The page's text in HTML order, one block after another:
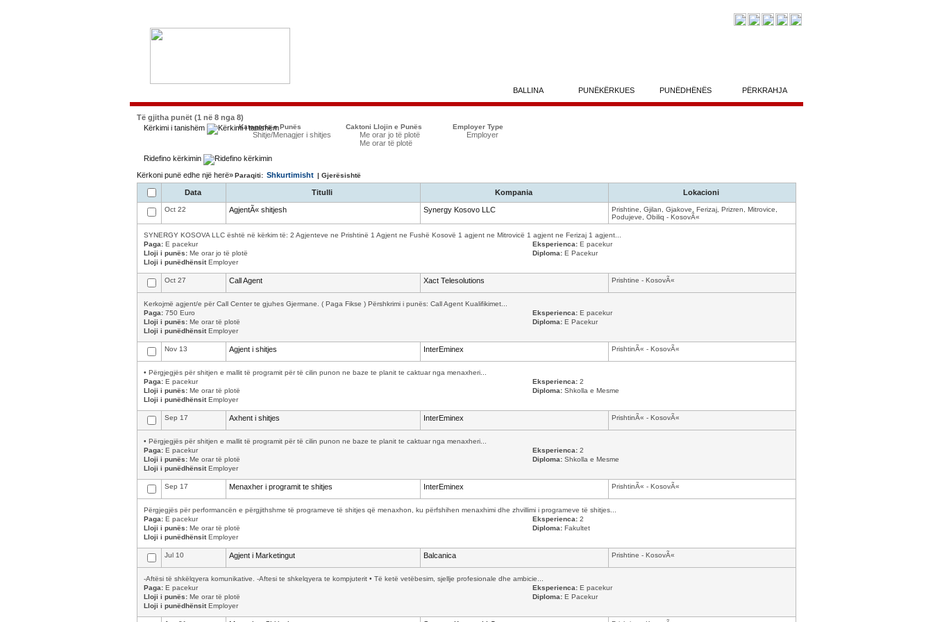
BALLINA PUNËKËRKUES PUNËDHËNËS PËRKRAHJA
Të gjitha punët (1 në 8 nga 8)
Kërkimi i tanishëm
Kategoria e Punës
Shitje/Menagjer i shitjes
Caktoni Llojin e Punës
Me orar jo të plotë
Me orar të plotë
Employer Type
Employer
Ridefino kërkimin
Kërkoni punë edhe një herë»Paraqiti: Shkurtimisht | Gjerësishtë
Data Titulli Kompania Lokacioni
Oct 22 AgjentÃ« shitjesh Synergy Kosovo LLC
Prishtine, Gjilan, Gjakove, Ferizaj, Prizren, Mitrovice,
Podujeve, Obiliq - KosovÃ«
SYNERGY KOSOVA LLC është në kërkim të: 2 Agjenteve ne Prishtinë 1 Agjent ne Fushë Kosovë 1 agjent ne Mitrovicë 1 agjent ne Ferizaj 1 agjent...
Paga: E pacekur Eksperienca: E pacekur
Lloji i punës: Me orar jo të plotë Diploma: E Pacekur
Lloji i punëdhënsitEmployer
Oct 27 Call Agent Xact Telesolutions Prishtine - KosovÃ«
Kerkojmë agjent/e për Call Center te gjuhes Gjermane. ( Paga Fikse ) Përshkrimi i punës: Call Agent Kualifikimet...
Paga: 750 Euro Eksperienca: E pacekur
Lloji i punës: Me orar të plotë Diploma: E Pacekur
Lloji i punëdhënsitEmployer
Nov 13 Agjent i shitjes InterEminex PrishtinÃ« - KosovÃ«
• Përgjegjës për shitjen e mallit të programit për të cilin punon ne baze te planit te caktuar nga menaxheri...
Paga: E pacekur Eksperienca: 2
Lloji i punës: Me orar të plotë Diploma: Shkolla e Mesme
Lloji i punëdhënsitEmployer
Sep 17 Axhent i shitjes InterEminex PrishtinÃ« - KosovÃ«
• Përgjegjës për shitjen e mallit të programit për të cilin punon ne baze te planit te caktuar nga menaxheri...
Paga: E pacekur Eksperienca: 2
Lloji i punës: Me orar të plotë Diploma: Shkolla e Mesme
Lloji i punëdhënsitEmployer
Sep 17 Menaxher i programit te shitjes InterEminex PrishtinÃ« - KosovÃ«
Përgjegjës për performancën e përgjithshme të programeve të shitjes që menaxhon, ku përfshihen menaxhimi dhe zhvillimi i programeve të shitjes...
Paga: E pacekur Eksperienca: 2
Lloji i punës: Me orar të plotë Diploma: Fakultet
Lloji i punëdhënsitEmployer
Jul 10 Agjent i Marketingut Balcanica Prishtine - KosovÃ«
-Aftësi të shkëlqyera komunikative. -Aftesi te shkelqyera te kompjuterit • Të ketë vetëbesim, sjellje profesionale dhe ambicie...
Paga: E pacekur Eksperienca: E pacekur
Lloji i punës: Me orar të plotë Diploma: E Pacekur
Lloji i punëdhënsitEmployer